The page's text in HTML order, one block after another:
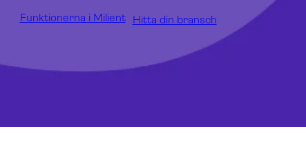
Funktionerna i Milient Hitta din bransch